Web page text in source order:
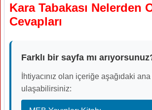
Kara Tabakası Nelerden
Cevapları
Farklı bir sayfa mı
İhtiyacınız olan içeriğe aşağıdaki
ulaşabilirsiniz: